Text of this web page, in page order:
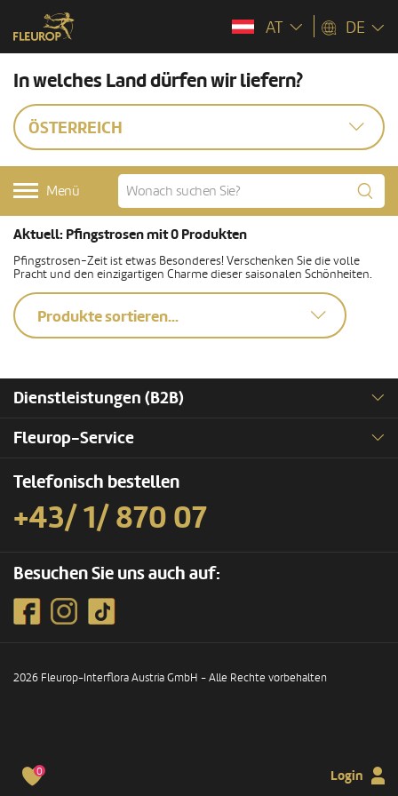
0 Login
AT DE
In welches Land dürfen wir liefern?
ÖSTERREICH
Menü
Aktuell: Pfingstrosen mit 0 Produkten
Pfingstrosen-Zeit ist etwas Besonderes! Verschenken Sie die volle
Pracht und den einzigartigen Charme dieser saisonalen Schönheiten.
Produkte sortieren...
Dienstleistungen (B2B)
Fleurop-Service
Telefonisch bestellen
+43/ 1/ 870 07
Besuchen Sie uns auch auf:
2026 Fleurop-Interflora Austria GmbH - Alle Rechte vorbehalten